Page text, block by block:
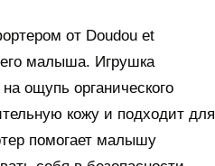
от Doudou et
малыша. Игрушка
ощупь органического
кожу и подходит для
помогает малышу